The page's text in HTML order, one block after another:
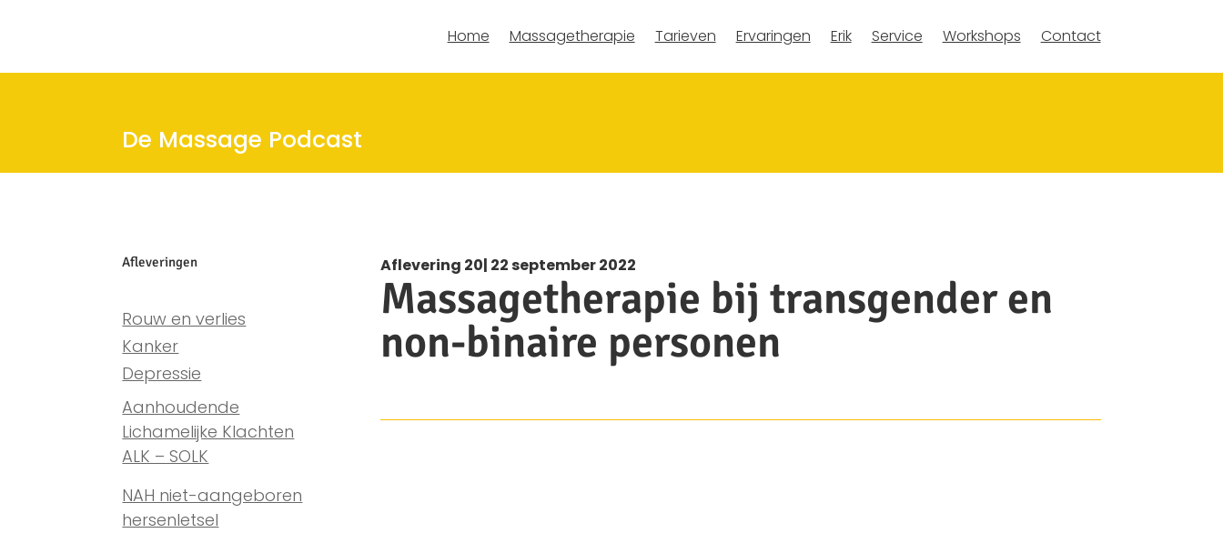
Home Massagetherapie Tarieven Ervaringen Erik Service Workshops Contact
De Massage Podcast
Afleveringen
Rouw en verlies
Kanker
Depressie
Aanhoudende
Lichamelijke Klachten
ALK – SOLK
NAH niet-aangeboren
hersenletsel
Aflevering 20| 22 september 2022
Massagetherapie bij transgender en
non-binaire personen